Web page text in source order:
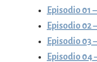
Episodio 01
Episodio 02
Episodio 03
Episodio 04